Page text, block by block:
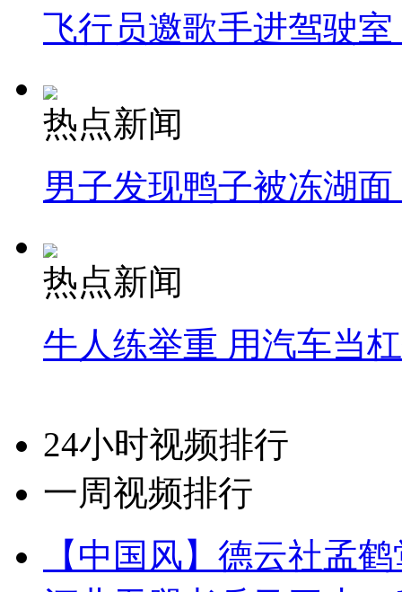
飞行员邀歌手进驾驶
热点新闻
男子发现鸭子被冻湖
热点新闻
牛人练举重 用汽车当
24小时视频排行
一周视频排行
【中国风】德云社孟